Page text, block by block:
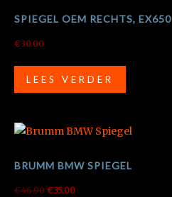
SPIEGEL OEM RECHTS, EX650
€30.00
LEES VERDER
BRUMM BMW SPIEGEL
€46.90 Oorspronkelijke
€35.00Huidige